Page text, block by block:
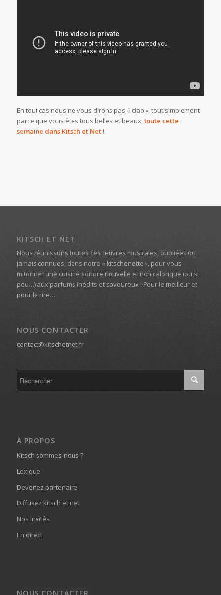
En tout cas nous ne vous dirons pas « ciao », tout simplement
parce que vous êtes tous belles et beaux,toute cette
semaine dans Kitsch et Net!
KITSCH ET NET
Nous réunissons toutes ces œuvres musicales, oubliées ou
jamais connues, dans notre « kitschenette », pour vous
mitonner une cuisine sonore nouvelle et non calorique (ou si
peu…) aux parfums inédits et savoureux ! Pour le meilleur et
pour le rire…
NOUS CONTACTER
contact@kitschetnet.fr
À PROPOS
Kitsch sommes-nous ?
Lexique
Devenez partenaire
Diffusez kitsch et net
Nos invités
En direct
NOUS CONTACTER